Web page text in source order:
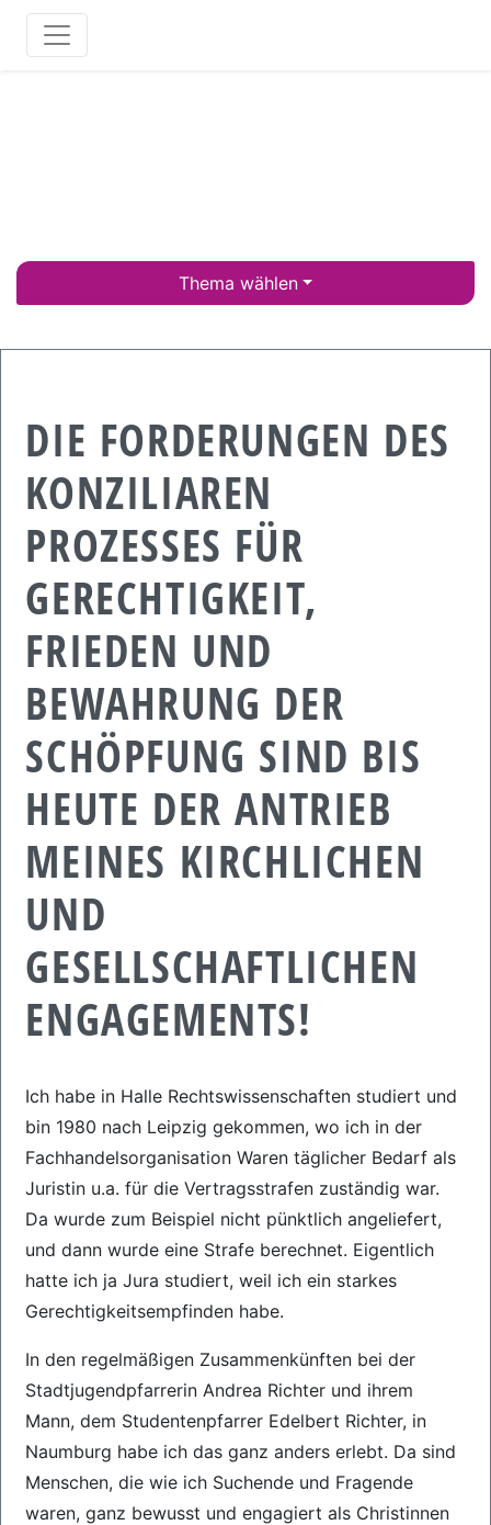
Thema wählen
DIE FORDERUNGEN DES
KONZILIAREN
PROZESSES FÜR
GERECHTIGKEIT,
FRIEDEN UND
BEWAHRUNG DER
SCHÖPFUNG SIND BIS
HEUTE DER ANTRIEB
MEINES KIRCHLICHEN
UND
GESELLSCHAFTLICHEN
ENGAGEMENTS!
Ich habe in Halle Rechtswissenschaften studiert und
bin 1980 nach Leipzig gekommen, wo ich in der
Fachhandelsorganisation Waren täglicher Bedarf als
Juristin u.a. für die Vertragsstrafen zuständig war.
Da wurde zum Beispiel nicht pünktlich angeliefert,
und dann wurde eine Strafe berechnet. Eigentlich
hatte ich ja Jura studiert, weil ich ein starkes
Gerechtigkeitsempfinden habe.
In den regelmäßigen Zusammenkünften bei der
Stadtjugendpfarrerin Andrea Richter und ihrem
Mann, dem Studentenpfarrer Edelbert Richter, in
Naumburg habe ich das ganz anders erlebt. Da sind
Menschen, die wie ich Suchende und Fragende
waren, ganz bewusst und engagiert als Christinnen